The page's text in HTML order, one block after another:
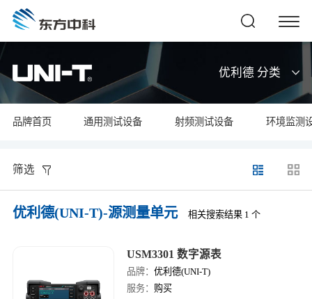
优利德 分类
品牌首页 通用测试设备 射频测试设备 环境监测
筛选
优利德(UNI-T)-源测量单元 相关搜索结果 1 个
USM3301 数字源表
品牌：优利德(UNI-T)
服务： 购买